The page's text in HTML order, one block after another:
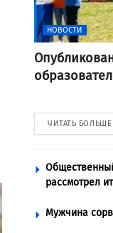
НОВОСТИ
ЧИТАТЬ БОЛЬШЕ
рассмотрел
Мужчина